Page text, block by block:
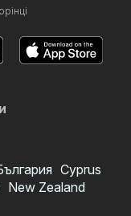
Cyprus
New Zealand